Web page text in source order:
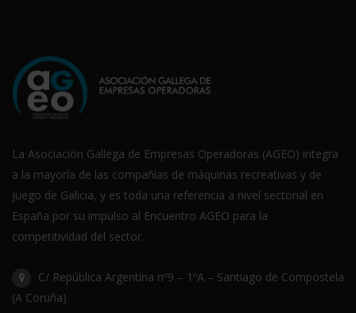
La Asociación Gallega de Empresas Operadoras (AGEO) integra
a la mayoría de las compañías de máquinas recreativas y de
juego de Galicia, y es toda una referencia a nivel sectorial en
España por su impulso al Encuentro AGEO para la
competitividad del sector.
C/ República Argentina nº9 – 1ºA – Santiago de Compostela
(A Coruña)